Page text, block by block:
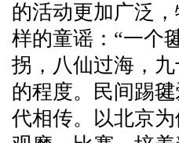
的活动更加广泛
样的童谣：“一个
拐，八仙过海，
的程度。民间踢
代相传。以北京